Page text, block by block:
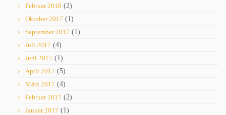
Februar 2018 (2)
Oktober 2017 (1)
September 2017 (1)
Juli 2017 (4)
Juni 2017 (1)
April 2017 (5)
März 2017 (4)
Februar 2017 (2)
Januar 2017 (1)